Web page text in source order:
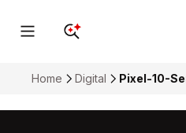
Home Digital Pixel-10-